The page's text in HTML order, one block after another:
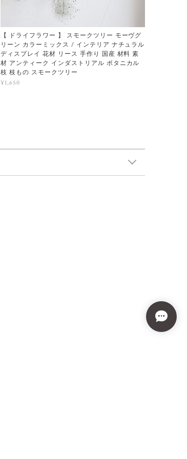
【 ドライフラワー 】 スモークツリー モーヴグ
リーン カラーミックス / インテリア ナチュラル
ディスプレイ 花材 リース 手作り 国産 材料 素
材 アンティーク インダストリアル ボタニカル
枝 枝もの スモークツリー
¥1,650